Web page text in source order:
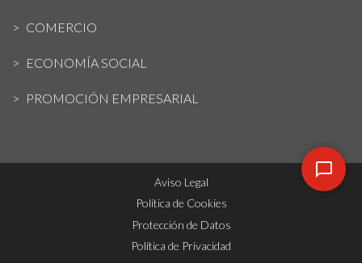
COMERCIO
ECONOMÍA SOCIAL
PROMOCIÓN EMPRESARIAL
Aviso Legal
Política de Cookies
Protección de Datos
Política de Privacidad